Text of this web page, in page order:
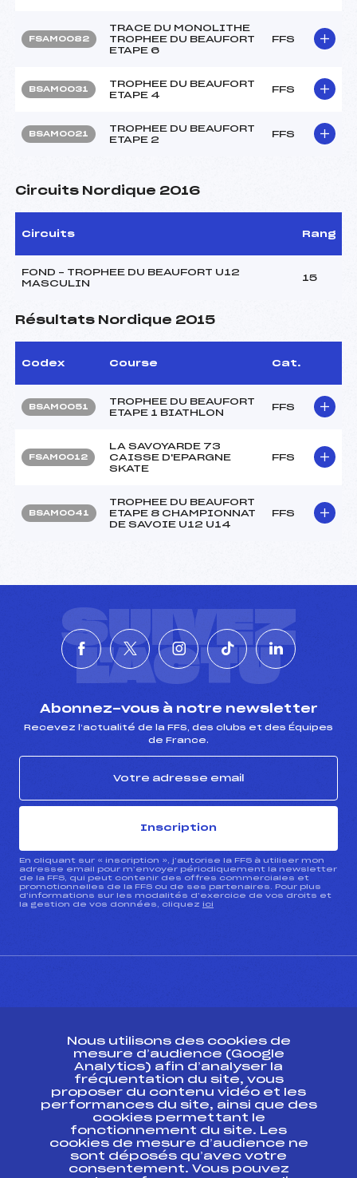
FSAM0082
TRACE DU MONOLITHE
TROPHEE DU BEAUFORT
ETAPE 6
FFS
BSAM0031
TROPHEE DU BEAUFORT
ETAPE 4
FFS
BSAM0021
TROPHEE DU BEAUFORT
ETAPE 2
FFS
Circuits Nordique 2016
Circuits Rang
FOND – TROPHEE DU BEAUFORT U12
MASCULIN
15
Résultats Nordique 2015
Codex Course Cat.
BSAM0051
TROPHEE DU BEAUFORT
ETAPE 1 BIATHLON
FFS
FSAM0012
LA SAVOYARDE 73
CAISSE D'EPARGNE
SKATE
FFS
BSAM0041
TROPHEE DU BEAUFORT
ETAPE 8 CHAMPIONNAT
DE SAVOIE U12 U14
FFS
SUIVEZ
L'ACTU
Abonnez-vous à notre newsletter
Recevez l’actualité de la FFS, des clubs et des Équipes
de France.
Inscription
En cliquant sur « inscription », j’autorise la FFS à utiliser mon
adresse email pour m’envoyer périodiquement la newsletter
de la FFS, qui peut contenir des offres commerciales et
promotionnelles de la FFS ou de ses partenaires. Pour plus
d’informations sur les modalités d’exercice de vos droits et
la gestion de vos données, cliquez ici
ESPACE PRESSE
Ressources
Pass’Neige
Projet sportif fédéral
Projet de performance fédéral
Antidopage
Nous utilisons des cookies de
mesure d’audience (Google
Analytics) afin d’analyser la
fréquentation du site, vous
proposer du contenu vidéo et les
performances du site, ainsi que des
cookies permettant le
fonctionnement du site. Les
cookies de mesure d’audience ne
sont déposés qu’avec votre
consentement. Vous pouvez